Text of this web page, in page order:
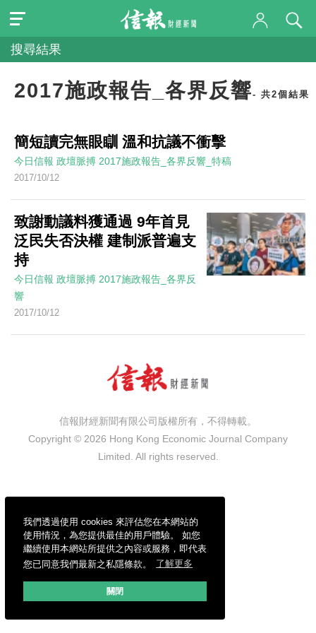
我們透過使用 cookies 來評估您在本網站的
使用情況，為您提供最佳的用戶體驗。 如您
繼續使用本網站所提供之內容或服務，即代表
您已同意我們最新之私隱條款。
了解更多
關閉
搜尋結果
2017施政報告_各界反響- 共2個結果
簡短讀完無眼瞓 溫和抗議不衝擊
今日信報 政壇脈搏 2017施政報告_各界反響_特稿
2017/10/12
致謝動議料獲通過 9年首見
泛民失否決權 建制派普遍支
持
今日信報 政壇脈搏 2017施政報告_各界反
響
2017/10/12
信報財經新聞有限公司版權所有，不得轉載。
Copyright © 2026 Hong Kong Economic Journal Company
Limited. All rights reserved.